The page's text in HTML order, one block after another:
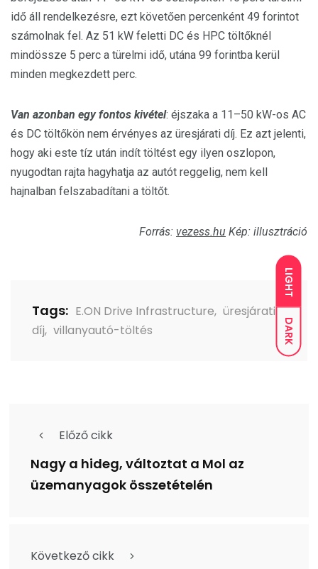
LIGHT
DARK
idő áll rendelkezésre, ezt követően percenként 49 forintot
számolnak fel. Az 51 kW feletti DC és HPC töltőknél
mindössze 5 perc a türelmi idő, utána 99 forintba kerül
minden megkezdett perc.
Van azonban egy fontos kivétel: éjszaka a 11–50 kW-os AC
és DC töltőkön nem érvényes az üresjárati díj. Ez azt jelenti,
hogy aki este tíz után indít töltést egy ilyen oszlopon,
nyugodtan rajta hagyhatja az autót reggelig, nem kell
hajnalban felszabadítani a töltőt.
Forrás: vezess.hu Kép: illusztráció
Tags: E.ON Drive Infrastructure, üresjárati
díj, villanyautó-töltés
Előző cikk
Nagy a hideg, változtat a Mol az
üzemanyagok összetételén
Következő cikk